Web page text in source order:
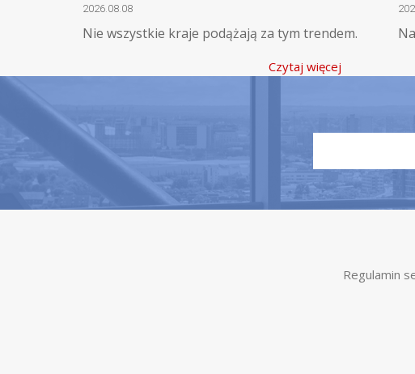
2026.08.08
Nie wszystkie kraje podążają za tym trendem.
Czytaj więcej
Regulamin